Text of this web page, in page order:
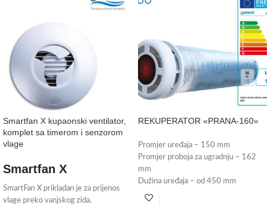
Smartfan X kupaonski ventilator,
komplet sa timerom i senzorom
vlage
Smartfan X
SmartFan X prikladan je za prijenos
vlage preko vanjskog zida.
REKUPERATOR «PRANA-160»
Promjer uređaja – 150 mm
Promjer proboja za ugradnju – 162
mm
Dužina uređaja – od 450 mm
Preporučena površina – do 60 m2